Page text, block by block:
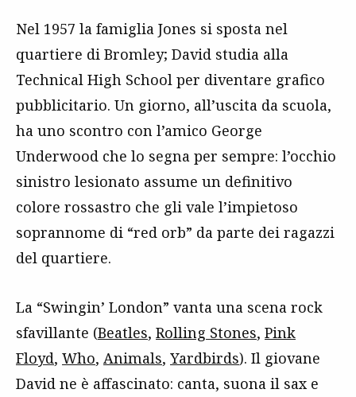
Nel 1957 la famiglia Jones si sposta nel
quartiere di Bromley; David studia alla
Technical High School per diventare grafico
pubblicitario. Un giorno, all’uscita da scuola,
ha uno scontro con l’amico George
Underwood che lo segna per sempre: l’occhio
sinistro lesionato assume un definitivo
colore rossastro che gli vale l’impietoso
soprannome di “red orb” da parte dei ragazzi
del quartiere.
La “Swingin’ London” vanta una scena rock
sfavillante (Beatles, Rolling Stones, Pink
Floyd, Who, Animals, Yardbirds). Il giovane
David ne è affascinato: canta, suona il sax e